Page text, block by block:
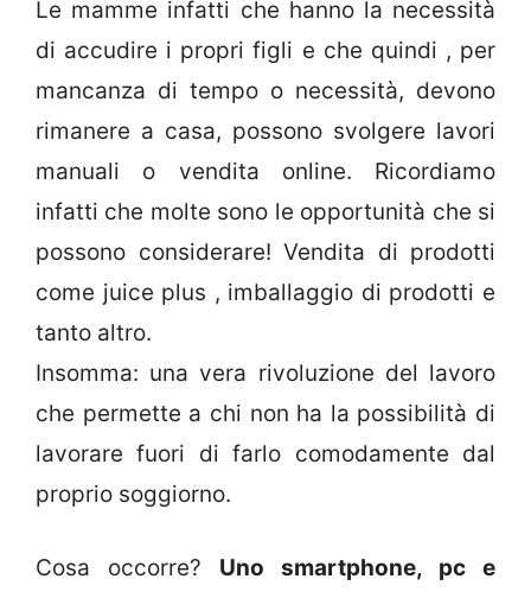
Le mamme infatti che hanno la necessità
di accudire i propri figli e che quindi , per
mancanza di tempo o necessità, devono
rimanere a casa, possono svolgere lavori
manuali o vendita online. Ricordiamo
infatti che molte sono le opportunità che si
possono considerare! Vendita di prodotti
come juice plus , imballaggio di prodotti e
tanto altro.
Insomma: una vera rivoluzione del lavoro
che permette a chi non ha la possibilità di
lavorare fuori di farlo comodamente dal
proprio soggiorno.
Cosa occorre? Uno smartphone, pc e